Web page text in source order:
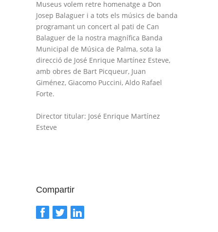
Museus volem retre homenatge a Don
Josep Balaguer i a tots els músics de banda
programant un concert al pati de Can
Balaguer de la nostra magnífica Banda
Municipal de Música de Palma, sota la
direcció de José Enrique Martínez Esteve,
amb obres de Bart Picqueur, Juan
Giménez, Giacomo Puccini, Aldo Rafael
Forte.
Director titular: José Enrique Martínez
Esteve
Compartir